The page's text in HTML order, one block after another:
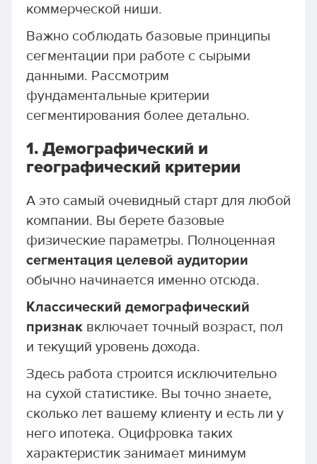
коммерческой ниши.
Важно соблюдать базовые принципы
сегментации при работе с сырыми
данными. Рассмотрим
фундаментальные критерии
сегментирования более детально.
1. Демографический и
географический критерии
А это самый очевидный старт для любой
компании. Вы берете базовые
физические параметры. Полноценная
сегментация целевой аудитории
обычно начинается именно отсюда.
Классический демографический
признаквключает точный возраст, пол
и текущий уровень дохода.
Здесь работа строится исключительно
на сухой статистике. Вы точно знаете,
сколько лет вашему клиенту и есть ли у
него ипотека. Оцифровка таких
характеристик занимает минимум